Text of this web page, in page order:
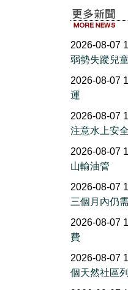
2026-08-07
弱勢失蹤兒
2026-08-07
運
2026-08-07
注意水上安全
2026-08-07
山輸油管
2026-08-07
三個月內仍
2026-08-07
費
2026-08-07
個天然社區